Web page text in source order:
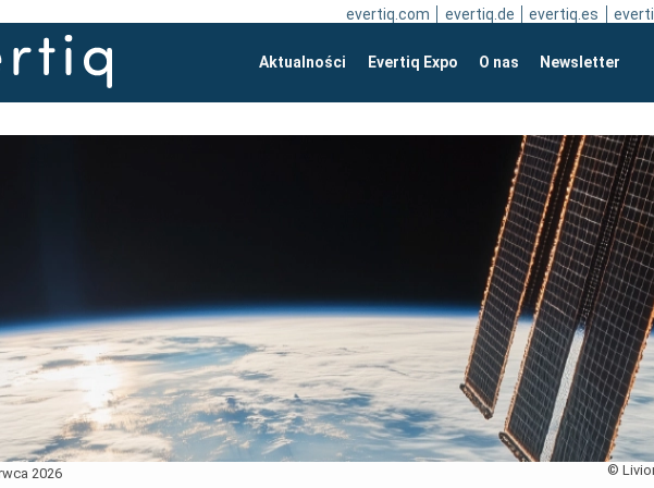
evertiq.com evertiq.de evertiq.es
Aktualności Evertiq Expo O nas Newsletter
©
2026